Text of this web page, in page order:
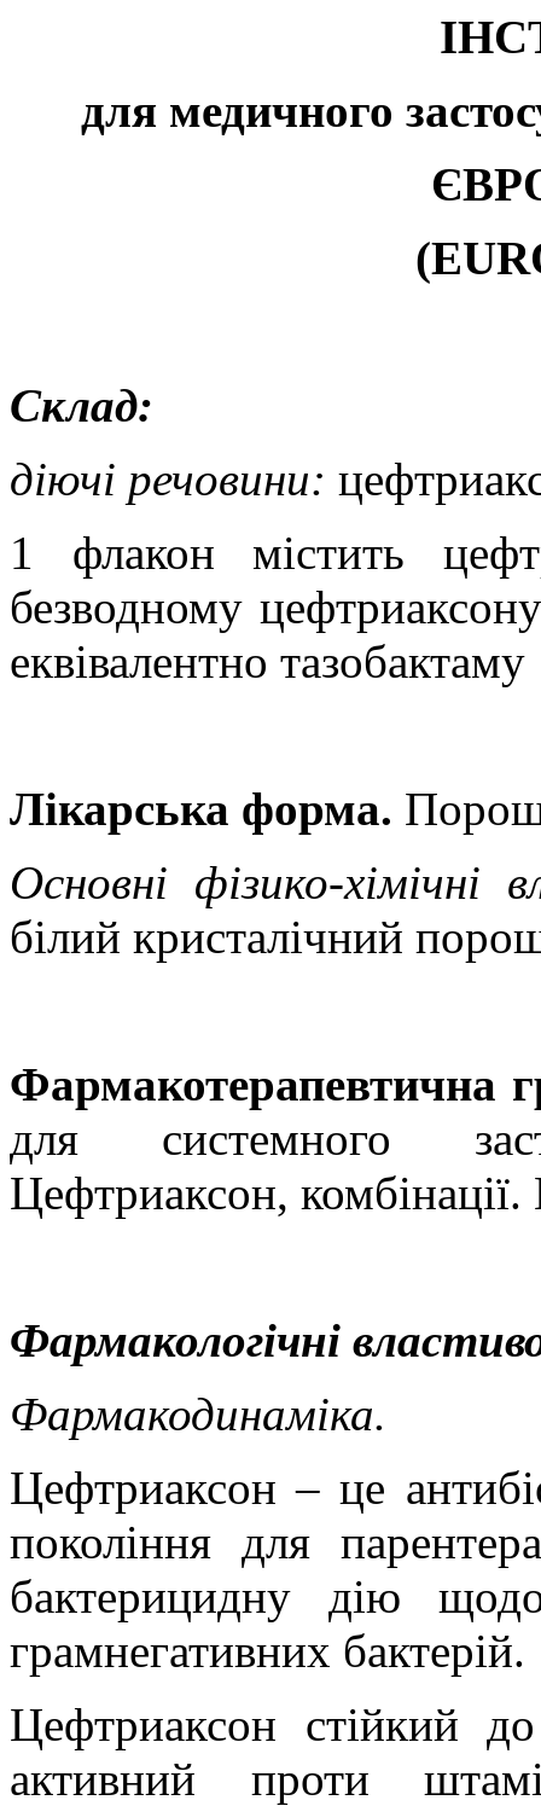
для медичного
Склад:
діючі речовини:
1 флакон містить
безводному
еквівалентно
Лікарська форма.
Основні фізико-хімічні
білий кристалічний
Фармакотерапевтична
для системного
Цефтриаксон, комбінації.
Фармакологічні
Фармакодинаміка.
Цефтриаксон – це
покоління для
бактерицидну дію
грамнегативних бактерій.
Цефтриаксон стійкий
активний проти